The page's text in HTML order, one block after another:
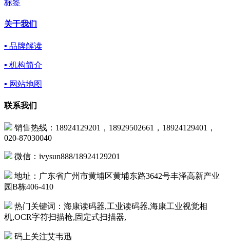
标签
关于我们
▪ 品牌解读
▪ 机构简介
▪ 网站地图
联系我们
销售热线：18924129201，18929502661，18924129401，
020-87030040
微信：ivysun888/18924129201
地址：广东省广州市黄埔区黄埔东路3642号丰泽高新产业
园B栋406-410
热门关键词：海康读码器,工业读码器,海康工业视觉相
机,OCR字符扫描枪,固定式扫描器,
码上关注艾韦迅